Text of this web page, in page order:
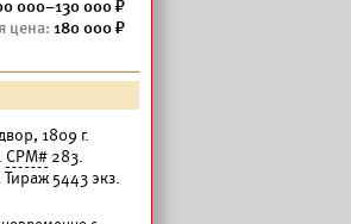
000–130 000
180 000
1809 г.
СРМ# 283.
Тираж 5443 экз.